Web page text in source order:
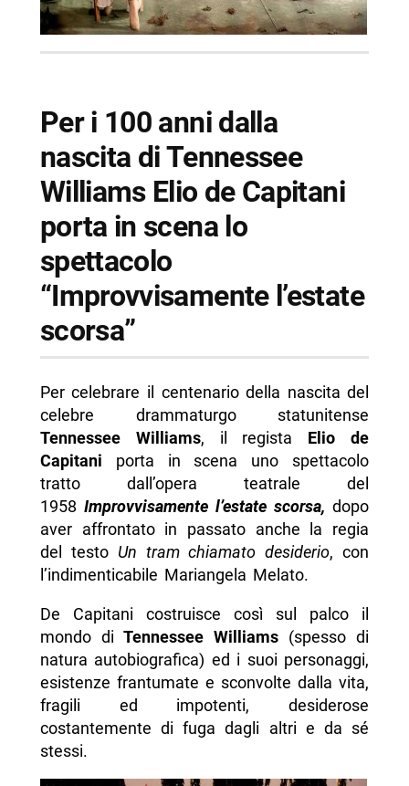
Per i 100 anni dalla
nascita di Tennessee
Williams Elio de Capitani
porta in scena lo
spettacolo
“Improvvisamente l’estate
scorsa”
Per celebrare il centenario della nascita del
celebre drammaturgo statunitense
Tennessee Williams, il regista Elio de
Capitani porta in scena uno spettacolo
tratto dall’opera teatrale del
1958 Improvvisamente l’estate scorsa,dopo
aver affrontato in passato anche la regia
del testoUn tram chiamato desiderio, con
l’indimenticabile Mariangela Melato.
De Capitani costruisce così sul palco il
mondo di Tennessee Williams (spesso di
natura autobiografica) ed i suoi personaggi,
esistenze frantumate e sconvolte dalla vita,
fragili ed impotenti, desiderose
costantemente di fuga dagli altri e da sé
stessi.